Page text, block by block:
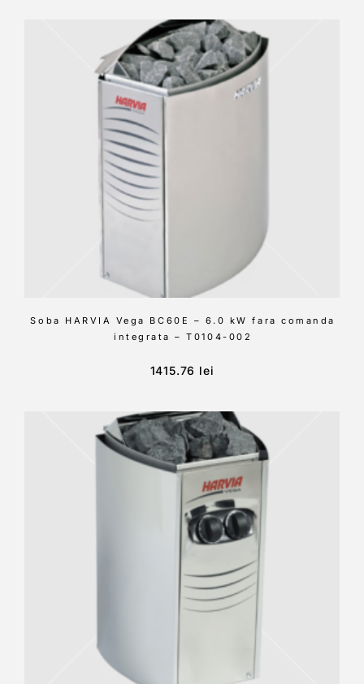
Soba HARVIA Vega BC60E – 6.0 kW fara comanda
integrata – T0104-002
1415.76 lei